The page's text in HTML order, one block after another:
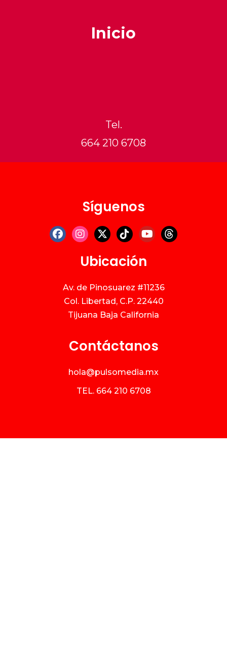
Inicio
Tel.
664 210 6708
Síguenos
Ubicación
Av. de Pinosuarez #11236
Col. Libertad, C.P. 22440
Tijuana Baja California
Contáctanos
hola@pulsomedia.mx
TEL. 664 210 6708